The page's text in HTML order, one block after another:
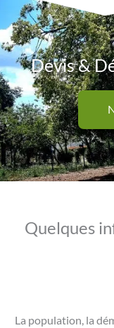
Devis &
Quelques
La population, la